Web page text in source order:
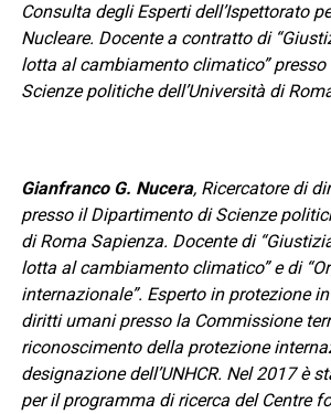
Consulta degli Esperti dell’Ispettorato
Nucleare. Docente a contratto di
lotta al cambiamento climatico”
Scienze politiche dell’Università di
Gianfranco G. Nucera, Ricercatore di
presso il Dipartimento di Scienze
di Roma Sapienza. Docente di
lotta al cambiamento climatico” e di
internazionale”. Esperto in protezione
diritti umani presso la Commissione
riconoscimento della protezione
designazione dell’UNHCR. Nel 2017 è
per il programma di ricerca del Centre